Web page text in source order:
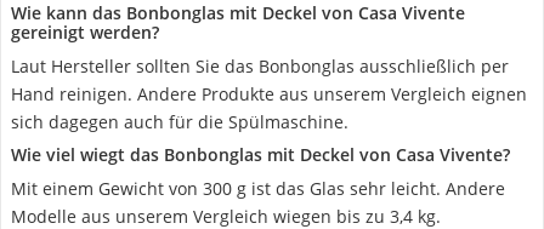
Wie kann das Bonbonglas mit Deckel von Casa Vivente
gereinigt werden?
Laut Hersteller sollten Sie das Bonbonglas ausschließlich per
Hand reinigen. Andere Produkte aus unserem Vergleich eignen
sich dagegen auch für die Spülmaschine.
Wie viel wiegt das Bonbonglas mit Deckel von Casa Vivente?
Mit einem Gewicht von 300 g ist das Glas sehr leicht. Andere
Modelle aus unserem Vergleich wiegen bis zu 3,4 kg.